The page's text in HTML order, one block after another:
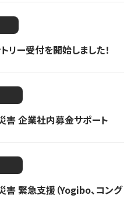
リー受付を開始しました！
企業社内募金サポート
緊急支援（Yogibo、コング